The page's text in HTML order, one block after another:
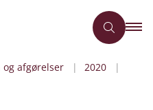
og afgørelser
2020